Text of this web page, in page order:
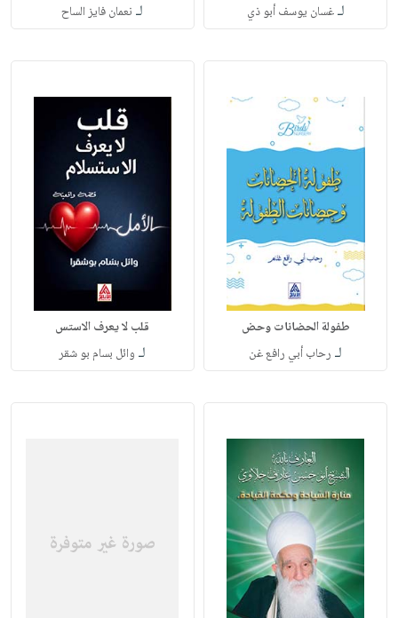
لـغسان يوسف أبو ذي لـ نعمان فايز الساح
طفولة الحضانات وحض
لـ رحاب أبي رافع غن
قلب لا يعرف الاستس
لـ وائل بسام بو شقر